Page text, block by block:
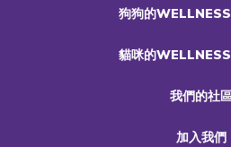
狗狗的
貓咪的
我們的社
加入我們